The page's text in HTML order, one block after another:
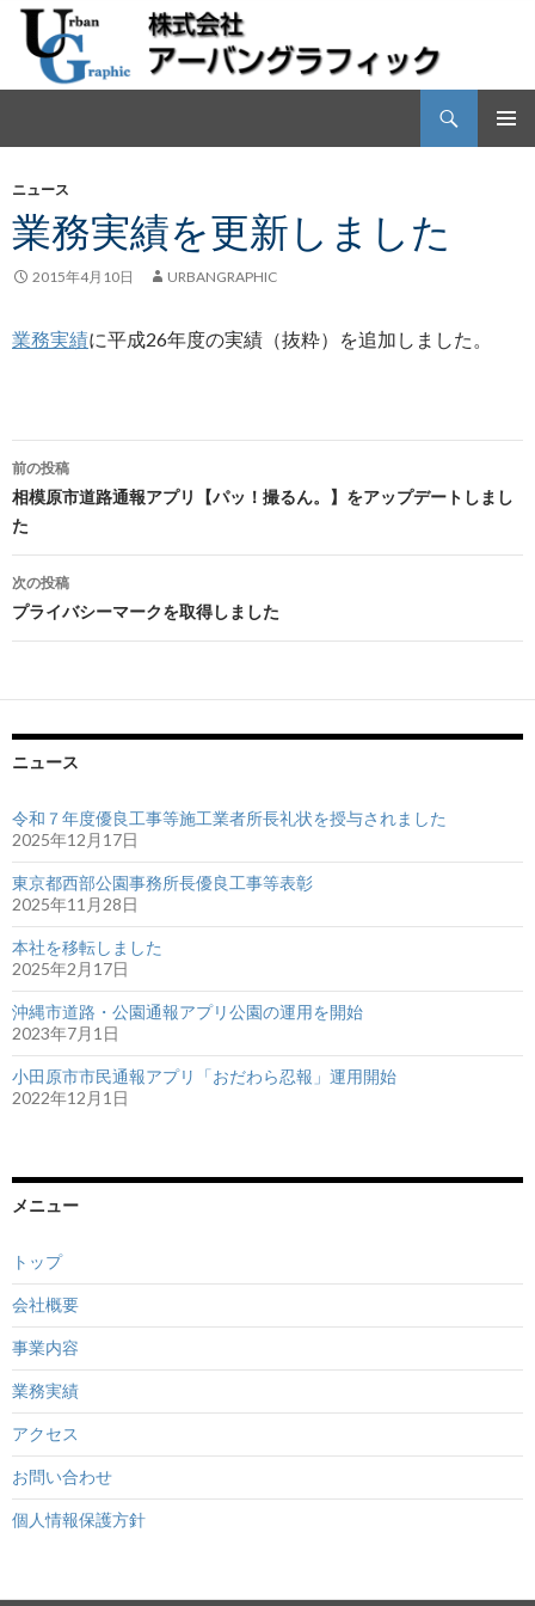
テ
ン
ツ
へ
ッ
ニュース
業務実績を更新しました
2015年4月10日 URBANGRAPHIC
業務実績に平成26年度の実績（抜粋）を追加しました。
投
稿
ナ
ビ
ー
シ
ン
前の投稿
相模原市道路通報アプリ【パッ！撮るん。】をアップデートしまし
た
次の投稿
プライバシーマークを取得しました
ニュース
令和７年度優良工事等施工業者所長礼状を授与されました
2025年12月17日
東京都西部公園事務所長優良工事等表彰
2025年11月28日
本社を移転しました
2025年2月17日
沖縄市道路・公園通報アプリ公園の運用を開始
2023年7月1日
小田原市市民通報アプリ「おだわら忍報」運用開始
2022年12月1日
メニュー
トップ
会社概要
事業内容
業務実績
アクセス
お問い合わせ
個人情報保護方針